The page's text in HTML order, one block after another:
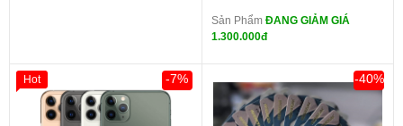
Sản Phẩm ĐANG GIẢM GIÁ
1.300.000đ
-7%
Hot -40%